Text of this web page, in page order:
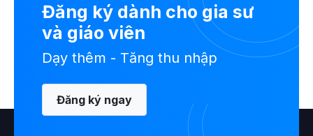
Đăng ký dành cho gia sư
và giáo viên
Dạy thêm - Tăng thu nhập
Đăng ký ngay